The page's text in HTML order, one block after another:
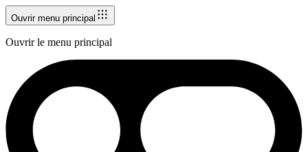
Ouvrir menu principal
Ouvrir le menu principal